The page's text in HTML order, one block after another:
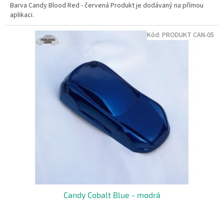
Barva Candy Blood Red - červená Produkt je dodávaný na přímou
aplikaci.
Candy Cobalt Blue - modrá
Kód: PRODUKT CAN-05